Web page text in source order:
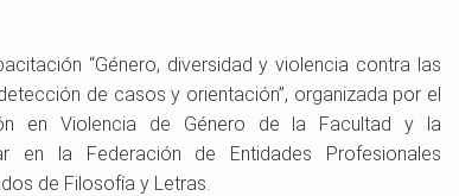
“Género, diversidad y violencia contra las
de casos y orientación”, organizada por el
en Violencia de Género de la Facultad y la
en la Federación de Entidades Profesionales
de Filosofía y Letras.